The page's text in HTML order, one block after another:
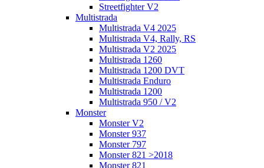
Streetfighter V2
Multistrada
Multistrada V4 2025
Multistrada V4, Rally, RS
Multistrada V2 2025
Multistrada 1260
Multistrada 1200 DVT
Multistrada Enduro
Multistrada 1200
Multistrada 950 / V2
Monster
Monster V2
Monster 937
Monster 797
Monster 821 >2018
Monster 821